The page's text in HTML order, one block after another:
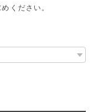
ください。